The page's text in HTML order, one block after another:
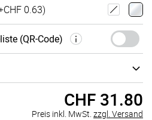
CHF 0.63)
(QR-Code)
CHF 31.80
Preis inkl. MwSt. zzgl. Versand